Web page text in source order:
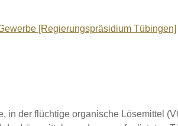
[Regierungspräsidium Tübingen]
in der flüchtige organische Lösemittel